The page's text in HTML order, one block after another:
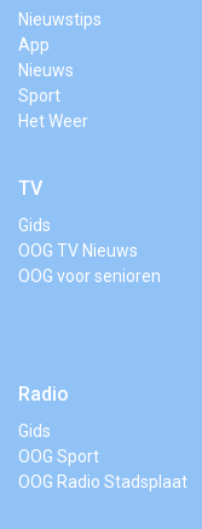
Nieuwstips
App
Nieuws
Sport
Het Weer
TV
Gids
OOG TV Nieuws
OOG voor senioren
Radio
Gids
OOG Sport
OOG Radio Stadsplaat